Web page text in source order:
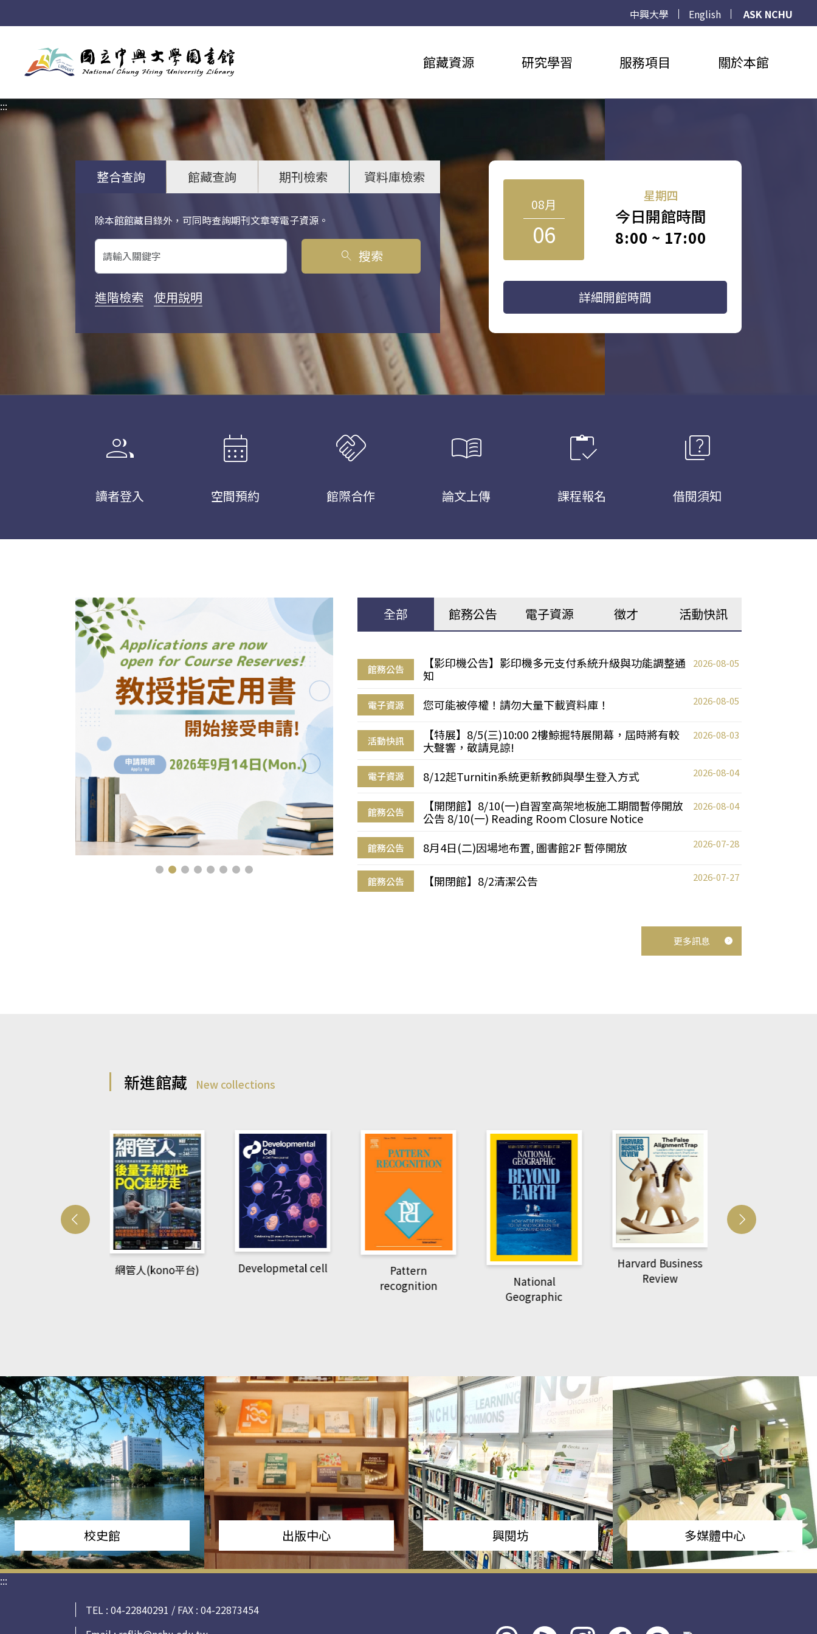
中興大學 English
ASK NCHU
館藏資源 研究學習 服務項目 關於本館
:::
整合查詢 館藏查詢 期刊檢索 資料庫檢索
除本館館藏目錄外，可同時查詢期刊文章等電子資源。
關鍵字搜尋
search 搜索
進階檢索 使用說明
08月
06
星期四
今日開館時間
8:00 ~ 17:00
詳細開館時間
group
讀者登入
calendar_month
空間預約
handshake
館際合作
menu_book
論文上傳
inventory
課程報名
quiz
借閱須知
全部 館務公告 電子資源 徵才 活動快訊
館務公告
【影印機公告】影印機多元支付系統升級與功能調整通
知
2026-08-05
電子資源 您可能被停權！請勿大量下載資料庫！ 2026-08-05
活動快訊
【特展】8/5(三)10:00 2樓鯨掘特展開幕，屆時將有較
大聲響，敬請見諒!
2026-08-03
電子資源 8/12起Turnitin系統更新教師與學生登入方式 2026-08-04
館務公告
【開閉館】8/10(一)自習室高架地板施工期間暫停開放
公告 8/10(一) Reading Room Closure Notice
2026-08-04
館務公告 8月4日(二)因場地布置, 圖書館2F 暫停開放 2026-07-28
館務公告 【開閉館】8/2清潔公告 2026-07-27
更多訊息
新進館藏 New collections
Developmetal cell
Pattern
National
Geographic
Harvard Business
Review
萌動力一頁漫畫學生
校史館 出版中心 興閱坊 多媒體中心
:::
TEL : 04-22840291 / FAX : 04-22873454